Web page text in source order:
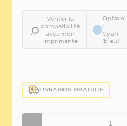
Vérifier la
compatibilité
avec mon
imprimante
Option
:
Cyan
(bleu)
LIVRAISON GRATUITE
-